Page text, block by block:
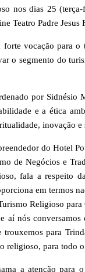
nos dias 25
Teatro Padre Jesus
forte vocação para
o segmento do
por Sidnésio
e a ética
inovação e
do Hotel
de Negócios e
fala a respeito
em termos
Religioso
aí nós conversamos
trouxemos para
religioso, para todo
a atenção para